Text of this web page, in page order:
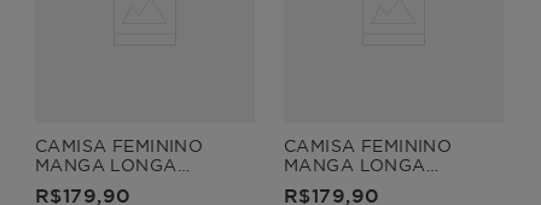
CAMISA FEMININO
MANGA LONGA
R$179,90
CAMISA FEMININO
MANGA LONGA
R$179,90